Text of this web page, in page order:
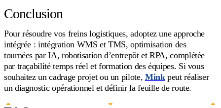
Conclusion
Pour résoudre vos freins logistiques, adoptez une approche
intégrée : intégration WMS et TMS, optimisation des
tournées par IA, robotisation d’entrepôt et RPA, complétée
par traçabilité temps réel et formation des équipes. Si vous
souhaitez un cadrage projet ou un pilote, Minkpeut réaliser
un diagnostic opérationnel et définir la feuille de route.